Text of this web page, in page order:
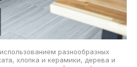
разнообразных
хлопка и керамики, дерева и